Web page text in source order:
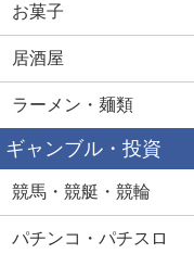
お菓子
居酒屋
ラーメン・麺類
ギャンブル・投資
競馬・競艇・競輪
パチンコ・パチスロ